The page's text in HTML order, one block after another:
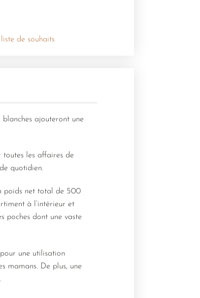
de souhaits
ajouteront une
les affaires de
quotidien.
poids net total de 500
à l’intérieur et
poches dont une vaste
une utilisation
mamans. De plus, une